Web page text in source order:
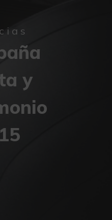
y